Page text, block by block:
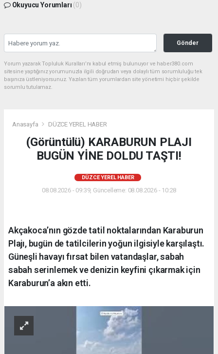
Okuyucu Yorumları (0)
Gönder
Yorum yazarak Topluluk Kuralları’nı kabul etmiş bulunuyor ve haber380.com
sitesine yaptığınız yorumunuzla ilgili doğrudan veya dolaylı tüm sorumluluğu tek
başınıza üstleniyorsunuz. Yazılan tüm yorumlardan site yönetimi hiçbir şekilde
sorumlu tutulamaz.
Anasayfa DÜZCE YEREL HABER
(Görüntülü) KARABURUN PLAJI
BUGÜN YİNE DOLDU TAŞTI!
DÜZCE YEREL HABER
08.08.2026 - 09:39, Güncelleme: 08.08.2026 - 10:28
Akçakoca’nın gözde tatil noktalarından Karaburun
Plajı, bugün de tatilcilerin yoğun ilgisiyle karşılaştı.
Güneşli havayı fırsat bilen vatandaşlar, sabah
sabah serinlemek ve denizin keyfini çıkarmak için
Karaburun’a akın etti.